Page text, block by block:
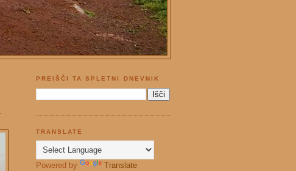
PREIŠČI TA SPLETNI DNEVNIK
TRANSLATE
Powered by Translate